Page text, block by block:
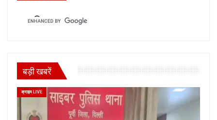
बड़ी खबरें
क्राइम LIVE